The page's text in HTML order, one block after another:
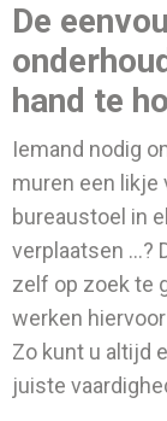
De
hand te
Iemand nodig
muren een likje
bureaustoel in
verplaatsen ...?
zelf op zoek te
werken
Zo kunt u altijd
juiste